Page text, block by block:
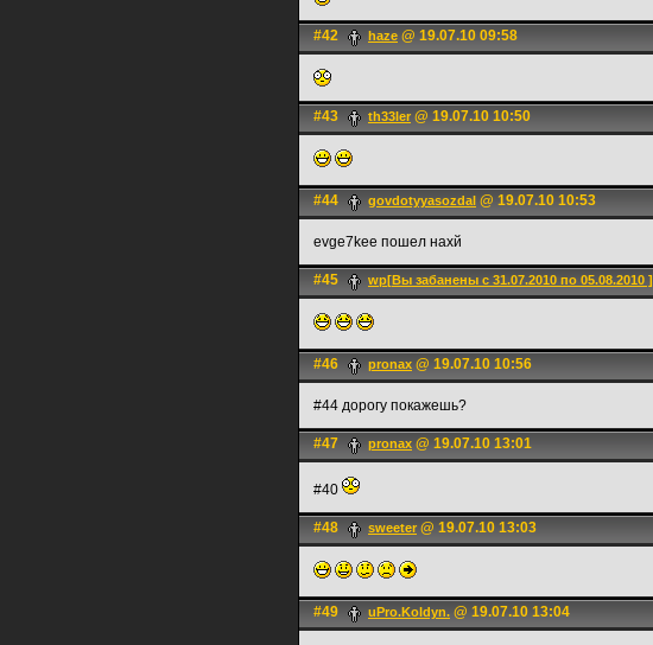
#42 haze @ 19.07.10 09:58
#43 th33ler @ 19.07.10 10:50
#44 govdotyyasozdal @ 19.07.10 10:53
evge7kee пошел наxй
#45 wp[Вы забанены с 31.07.2010 по 05.08.2010 ]
#46 pronax @ 19.07.10 10:56
#44 дорогу покажешь?
#47 pronax @ 19.07.10 13:01
#40
#48 sweeter @ 19.07.10 13:03
#49 uPro.Koldyn. @ 19.07.10 13:04